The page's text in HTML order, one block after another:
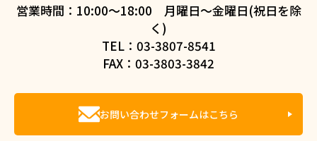
営業時間：10:00～18:00 月曜日～金曜日(祝日を除
く)
TEL：03-3807-8541
FAX：03-3803-3842
お問い合わせフォームはこちら